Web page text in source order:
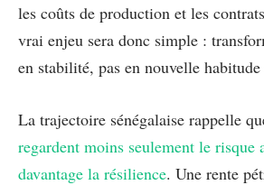
les coûts de production et les
vrai enjeu sera donc simple :
en stabilité, pas en nouvelle habitude
La trajectoire sénégalaise rappelle
regardent moins seulement le risque
davantage la résilience. Une rente